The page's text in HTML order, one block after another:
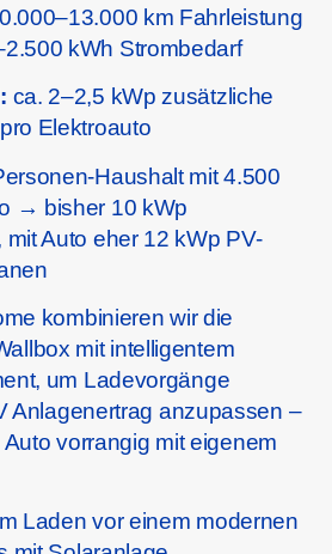
km Fahrleistung
kWh Strombedarf
ca. 2–2,5 kWp zusätzliche
Elektroauto
Haushalt mit 4.500
→ bisher 10 kWp
Auto eher 12 kWp PV-
kombinieren wir die
mit intelligentem
um Ladevorgänge
Anlagenertrag anzupassen –
vorrangig mit eigenem